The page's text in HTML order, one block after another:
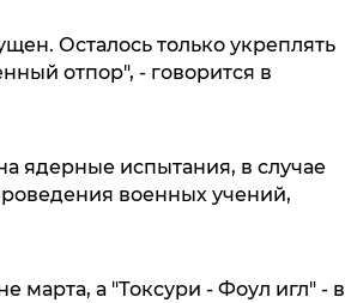
Осталось только укреплять
отпор", - говорится в
ядерные испытания, в случае
военных учений,
марта, а "Токсури - Фоул игл" - в